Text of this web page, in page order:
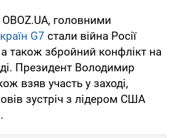
головними
G7 стали війна Росії
також збройний конфлікт на
Президент Володимир
взяв участь у заході,
зустріч з лідером США